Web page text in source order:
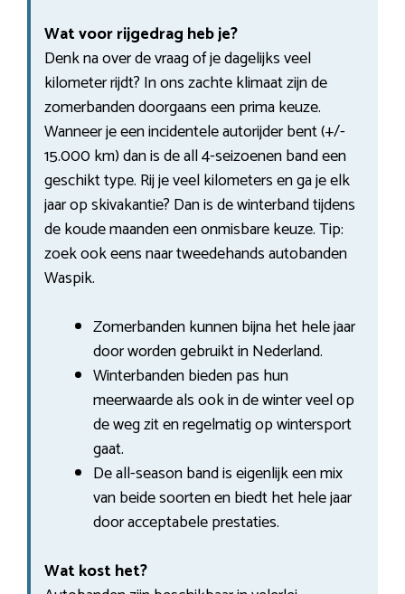
Wat voor rijgedrag heb je?
Denk na over de vraag of je dagelijks veel
kilometer rijdt? In ons zachte klimaat zijn de
zomerbanden doorgaans een prima keuze.
Wanneer je een incidentele autorijder bent (+/-
15.000 km) dan is de all 4-seizoenen band een
geschikt type. Rij je veel kilometers en ga je elk
jaar op skivakantie? Dan is de winterband tijdens
de koude maanden een onmisbare keuze. Tip:
zoek ook eens naar tweedehands autobanden
Waspik.
Zomerbanden kunnen bijna het hele jaar
door worden gebruikt in Nederland.
Winterbanden bieden pas hun
meerwaarde als ook in de winter veel op
de weg zit en regelmatig op wintersport
gaat.
De all-season band is eigenlijk een mix
van beide soorten en biedt het hele jaar
door acceptabele prestaties.
Wat kost het?